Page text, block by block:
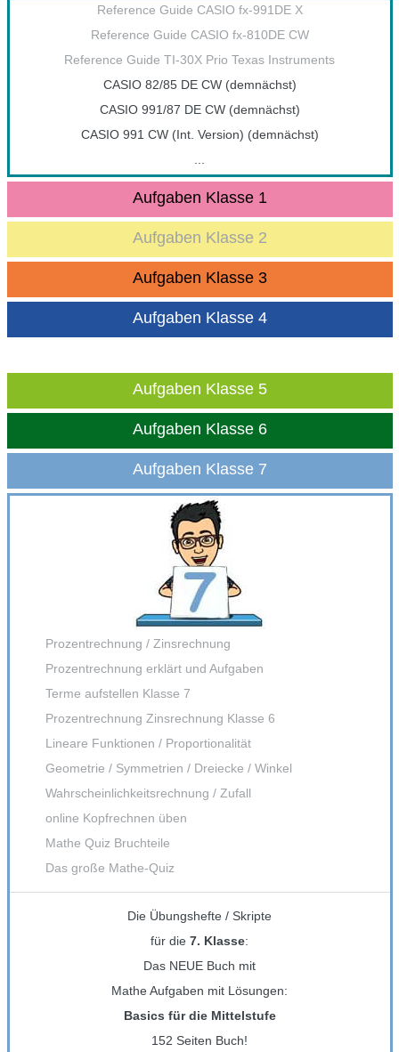
Reference Guide CASIO fx-991DE X
Reference Guide CASIO fx-810DE CW
Reference Guide TI-30X Prio Texas Instruments
CASIO 82/85 DE CW (demnächst)
CASIO 991/87 DE CW (demnächst)
CASIO 991 CW (Int. Version) (demnächst)
Aufgaben Klasse 1
Aufgaben Klasse 2
Aufgaben Klasse 3
Aufgaben Klasse 4
Aufgaben Klasse 5
Aufgaben Klasse 6
Aufgaben Klasse 7
Prozentrechnung / Zinsrechnung
Prozentrechnung erklärt und Aufgaben
Terme aufstellen Klasse 7
Prozentrechnung Zinsrechnung Klasse 6
Lineare Funktionen / Proportionalität
Geometrie / Symmetrien / Dreiecke / Winkel
Wahrscheinlichkeitsrechnung / Zufall
online Kopfrechnen üben
Mathe Quiz Bruchteile
Das große Mathe-Quiz
Die Übungshefte / Skripte
für die 7. Klasse:
Das NEUE Buch mit
Mathe Aufgaben mit Lösungen:
Basics für die Mittelstufe
152 Seiten Buch!